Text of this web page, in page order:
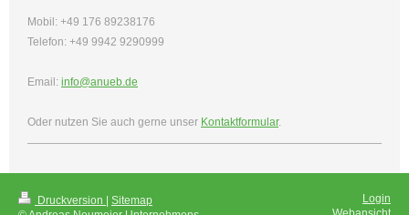
Mobil: +49 176 89238176
Telefon: +49 9942 9290999
Email: info@anueb.de
Oder nutzen Sie auch gerne unser Kontaktformular.
Druckversion
Sitemap
Login